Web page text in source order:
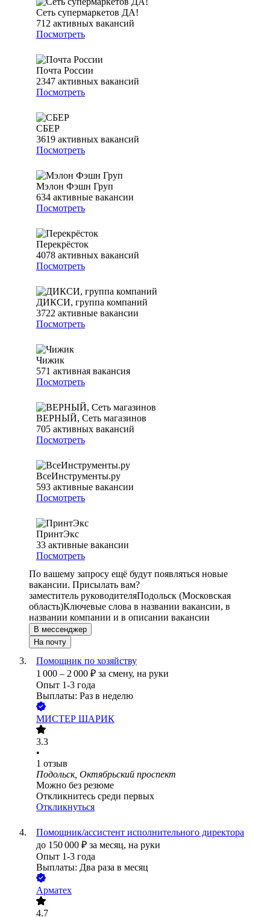
Сеть супермаркетов ДА!
712 активных вакансий
Посмотреть
Почта России
2347 активных вакансий
Посмотреть
СБЕР
3619 активных вакансий
Посмотреть
Мэлон Фэшн Груп
634 активные вакансии
Посмотреть
Перекрёсток
4078 активных вакансий
Посмотреть
ДИКСИ, группа компаний
3722 активные вакансии
Посмотреть
Чижик
571 активная вакансия
Посмотреть
ВЕРНЫЙ, Сеть магазинов
705 активных вакансий
Посмотреть
ВсеИнструменты.ру
593 активные вакансии
Посмотреть
ПринтЭкс
33 активные вакансии
Посмотреть
По вашему запросу ещё будут появляться новые
вакансии. Присылать вам?
заместитель руководителяПодольск (Московская
область)Ключевые слова в названии вакансии, в
названии компании и в описании вакансии
В мессенджер
На почту
Помощник по хозяйству
1 000 – 2 000 ₽ за смену, на руки
Опыт 1-3 года
Выплаты: Раз в неделю
МИСТЕР ШАРИК
3.3
•
1 отзыв
Подольск, Октябрьский проспект
Можно без резюме
Откликнитесь среди первых
Откликнуться
Помощник/ассистент исполнительного директора
до 150 000 ₽ за месяц, на руки
Опыт 1-3 года
Выплаты: Два раза в месяц
Арматех
4.7